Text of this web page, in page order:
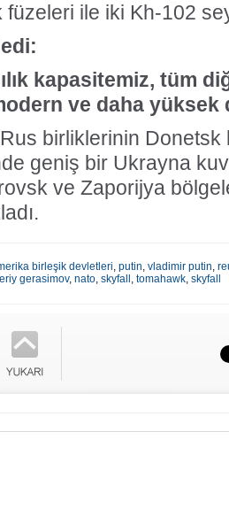
füzeleri ile iki Kh-102
kapasitemiz, tüm
ve daha yüksek
birliklerinin
geniş bir Ukrayna
ve Zaporijya
birleşik devletleri, putin, vladimir putin,
gerasimov, nato, skyfall , tomahawk, skyfall